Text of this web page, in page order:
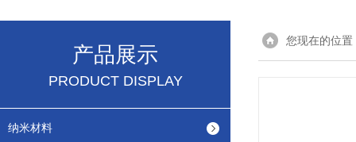
产品展示
PRODUCT DISPLAY
纳米材料
您现在的位置